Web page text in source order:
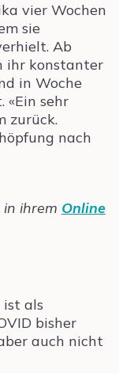
vier Wochen
sie
Ab
ihr konstanter
in Woche
«Ein sehr
zurück.
nach
in ihrem Online
als
bisher
auch nicht